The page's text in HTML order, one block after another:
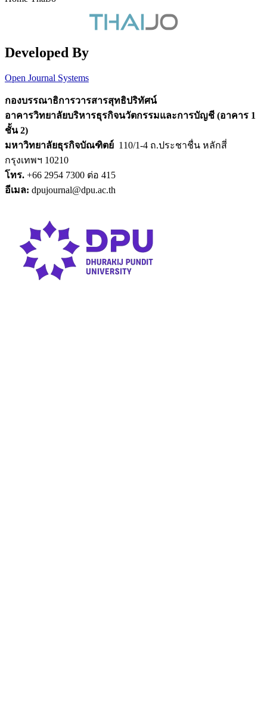
Developed By
Open Journal Systems
กองบรรณาธิการวารสารสุทธิปริทัศน์
อาคารวิทยาลัยบริหารธุรกิจนวัตกรรมและการบัญชี (อาคาร 1
ชั้น 2)
มหาวิทยาลัยธุรกิจบัณฑิตย์ 110/1-4 ถ.ประชาชื่น หลักสี่
กรุงเทพฯ 10210
โทร. +66 2954 7300 ต่อ 415
อีเมล: dpujournal@dpu.ac.th